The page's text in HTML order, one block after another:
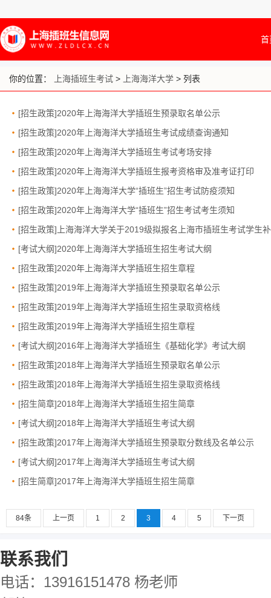
首
你的位置： 上海插班生考试 > 上海海洋大学 > 列表
[招生政策]2020年上海海洋大学插班生预录取名单公示
[招生政策]2020年上海海洋大学插班生考试成绩查询通知
[招生政策]2020年上海海洋大学插班生考试考场安排
[招生政策]2020年上海海洋大学插班生报考资格审及准考证打印
[招生政策]2020年上海海洋大学“插班生”招生考试防疫须知
[招生政策]2020年上海海洋大学“插班生”招生考试考生须知
[招生政策]上海海洋大学关于2019级拟报名上海市插班生考试学生
[考试大纲]2020年上海海洋大学插班生招生考试大纲
[招生政策]2020年上海海洋大学插班生招生章程
[招生政策]2019年上海海洋大学插班生预录取名单公示
[招生政策]2019年上海海洋大学插班生招生录取资格线
[招生政策]2019年上海海洋大学插班生招生章程
[考试大纲]2016年上海海洋大学插班生《基础化学》考试大纲
[招生政策]2018年上海海洋大学插班生预录取名单公示
[招生政策]2018年上海海洋大学插班生招生录取资格线
[招生简章]2018年上海海洋大学插班生招生简章
[考试大纲]2018年上海海洋大学插班生考试大纲
[招生政策]2017年上海海洋大学插班生预录取分数线及名单公示
[考试大纲]2017年上海海洋大学插班生考试大纲
[招生简章]2017年上海海洋大学插班生招生简章
84条 上一页 1 2 3 4 5 下一页
联系我们
电话：13916151478 杨老师